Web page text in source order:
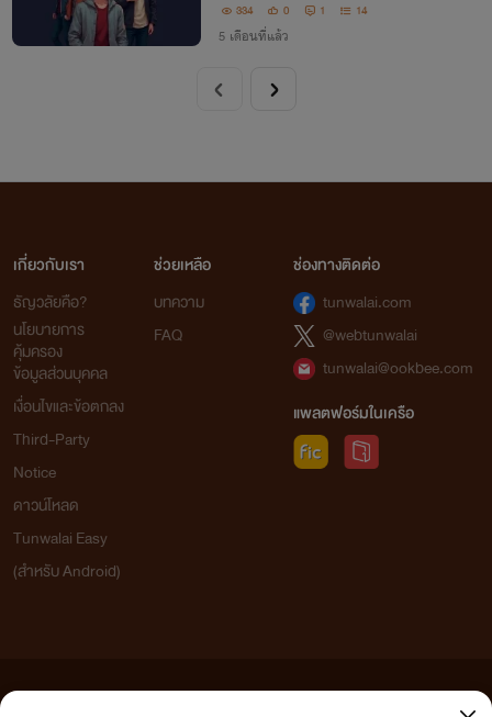
334 0 1 14
5 เดือนที่แล้ว
เกี่ยวกับเรา
ธัญวลัยคือ?
นโยบายการ
คุ้มครอง
ข้อมูลส่วนบุคคล
เงื่อนไขและข้อตกลง
Third-Party
Notice
ดาวน์โหลด
Tunwalai Easy
(สำหรับ Android)
ช่วยเหลือ
บทความ
FAQ
ช่องทางติดต่อ
tunwalai.com
@webtunwalai
tunwalai@ookbee.com
แพลตฟอร์มในเครือ